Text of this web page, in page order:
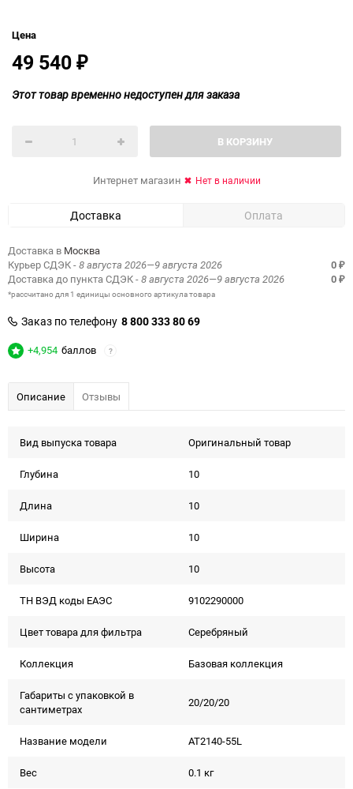
Цена
49 540 ₽
Этот товар временно недоступен для заказа
В КОРЗИНУ
Интернет магазин Нет в наличии
Доставка Оплата
Доставка в Москва
Курьер СДЭК- 8 августа 2026—9 августа 2026 0 ₽
Доставка до пункта СДЭК- 8 августа 2026—9 августа 2026 0 ₽
*рассчитано для 1 единицы основного артикула товара
Заказ по телефону 8 800 333 80 69
+4,954 баллов ?
Описание Отзывы
Вид выпуска товара Оригинальный товар
Глубина 10
Длина 10
Ширина 10
Высота 10
ТН ВЭД коды ЕАЭС 9102290000
Цвет товара для фильтра Серебряный
Коллекция Базовая коллекция
Габариты с упаковкой в
сантиметрах
20/20/20
Название модели AT2140-55L
Вес 0.1 кг